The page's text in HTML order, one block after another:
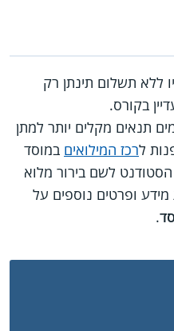
ללא תשלום תינתן רק
בקורס.
תנאים מקלים יותר למתן
לרכז המילואים במוסד
לשם בירור מלוא
מידע ופרטים נוספים על
.